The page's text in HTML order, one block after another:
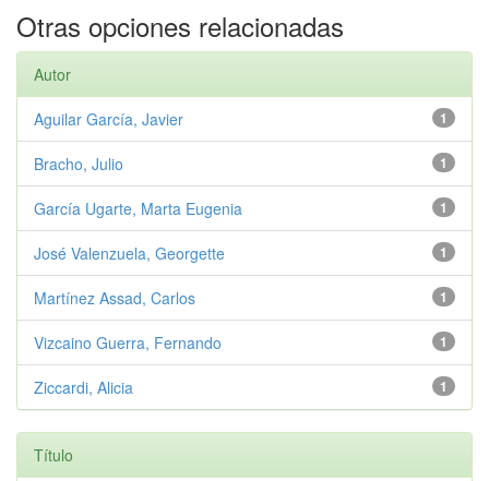
Otras opciones relacionadas
Autor
1
Aguilar García, Javier
1
Bracho, Julio
1
García Ugarte, Marta Eugenia
1
José Valenzuela, Georgette
1
Martínez Assad, Carlos
1
Vizcaino Guerra, Fernando
1
Ziccardi, Alicia
Título